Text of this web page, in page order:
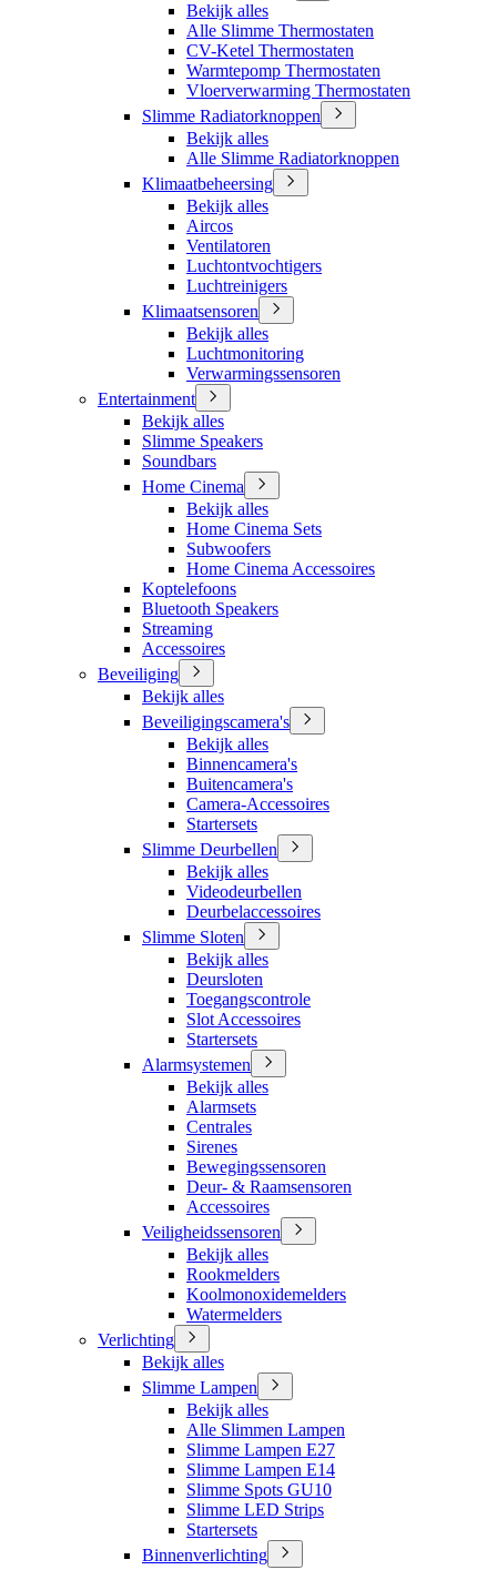
Bekijk alles
Alle Slimme Thermostaten
CV-Ketel Thermostaten
Warmtepomp Thermostaten
Vloerverwarming Thermostaten
Slimme Radiatorknoppen
Bekijk alles
Alle Slimme Radiatorknoppen
Klimaatbeheersing
Bekijk alles
Aircos
Ventilatoren
Luchtontvochtigers
Luchtreinigers
Klimaatsensoren
Bekijk alles
Luchtmonitoring
Verwarmingssensoren
Entertainment
Bekijk alles
Slimme Speakers
Soundbars
Home Cinema
Bekijk alles
Home Cinema Sets
Subwoofers
Home Cinema Accessoires
Koptelefoons
Bluetooth Speakers
Streaming
Accessoires
Beveiliging
Bekijk alles
Beveiligingscamera's
Bekijk alles
Binnencamera's
Buitencamera's
Camera-Accessoires
Startersets
Slimme Deurbellen
Bekijk alles
Videodeurbellen
Deurbelaccessoires
Slimme Sloten
Bekijk alles
Deursloten
Toegangscontrole
Slot Accessoires
Startersets
Alarmsystemen
Bekijk alles
Alarmsets
Centrales
Sirenes
Bewegingssensoren
Deur- & Raamsensoren
Accessoires
Veiligheidssensoren
Bekijk alles
Rookmelders
Koolmonoxidemelders
Watermelders
Verlichting
Bekijk alles
Slimme Lampen
Bekijk alles
Alle Slimmen Lampen
Slimme Lampen E27
Slimme Lampen E14
Slimme Spots GU10
Slimme LED Strips
Startersets
Binnenverlichting